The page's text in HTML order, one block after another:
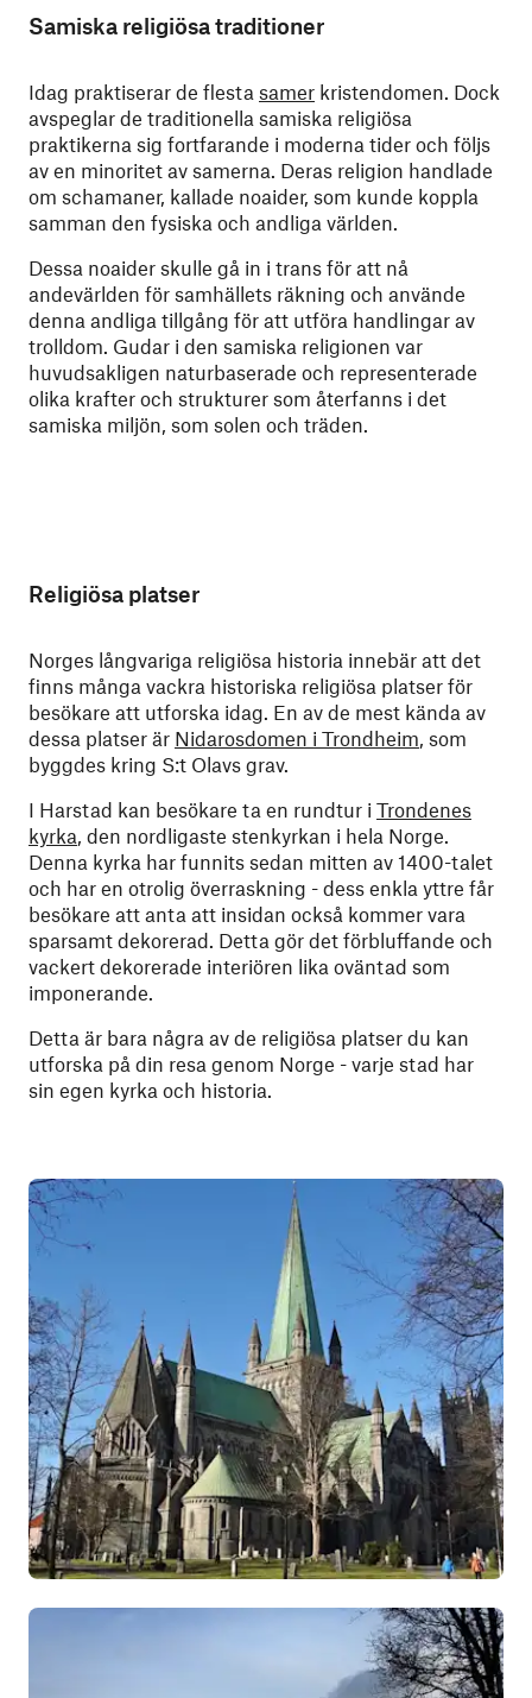
Samiska religiösa traditioner
Idag praktiserar de flesta samer kristendomen. Dock
avspeglar de traditionella samiska religiösa
praktikerna sig fortfarande i moderna tider och följs
av en minoritet av samerna. Deras religion handlade
om schamaner, kallade noaider, som kunde koppla
samman den fysiska och andliga världen.
Dessa noaider skulle gå in i trans för att nå
andevärlden för samhällets räkning och använde
denna andliga tillgång för att utföra handlingar av
trolldom. Gudar i den samiska religionen var
huvudsakligen naturbaserade och representerade
olika krafter och strukturer som återfanns i det
samiska miljön, som solen och träden.
Religiösa platser
Norges långvariga religiösa historia innebär att det
finns många vackra historiska religiösa platser för
besökare att utforska idag. En av de mest kända av
dessa platser är Nidarosdomen i Trondheim, som
byggdes kring S:t Olavs grav.
I Harstad kan besökare ta en rundtur i Trondenes
kyrka, den nordligaste stenkyrkan i hela Norge.
Denna kyrka har funnits sedan mitten av 1400-talet
och har en otrolig överraskning - dess enkla yttre får
besökare att anta att insidan också kommer vara
sparsamt dekorerad. Detta gör det förbluffande och
vackert dekorerade interiören lika oväntad som
imponerande.
Detta är bara några av de religiösa platser du kan
utforska på din resa genom Norge - varje stad har
sin egen kyrka och historia.